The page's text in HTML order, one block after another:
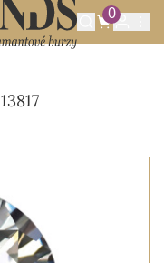
0
0.21CT F/VVS1 S IGI
13817